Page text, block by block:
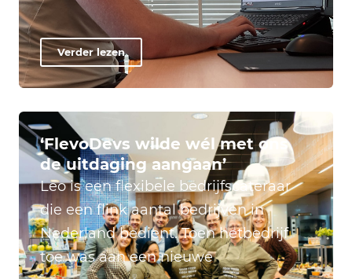
Verder lezen
‘FlevoDevs wilde wél met ons
de uitdaging aangaan’
Leo is een flexibele bedrijfscateraar
die een flink aantal bedrijven in
Nederland bedient. Toen hetbedrijf
toe was aan een nieuwe